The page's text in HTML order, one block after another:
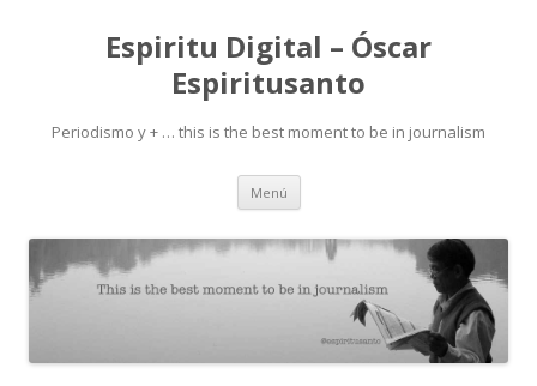
Espiritu Digital – Óscar
Espiritusanto
Periodismo y + … this is the best moment to be in journalism
Menú Ir
contenido